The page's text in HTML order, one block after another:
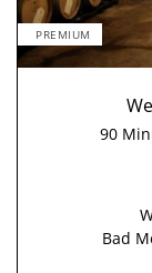
PREMIUM
90
Bad